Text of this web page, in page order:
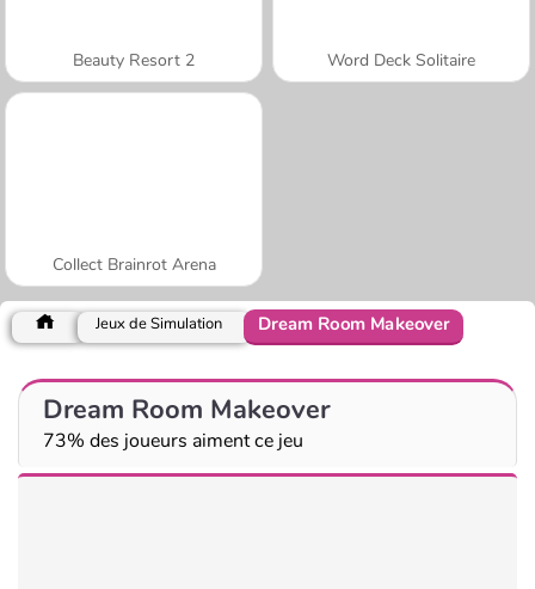
Beauty Resort 2 Word Deck Solitaire
Collect Brainrot Arena
Jeux de Simulation Dream Room Makeover
Dream Room Makeover
73% des joueurs aiment ce jeu